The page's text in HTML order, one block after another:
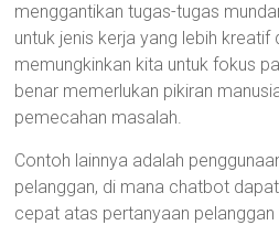
menggantikan tugas-tugas
untuk jenis kerja yang lebih kreatif
memungkinkan kita untuk fokus
benar memerlukan pikiran
pemecahan masalah.
Contoh lainnya adalah
pelanggan, di mana chatbot
cepat atas pertanyaan